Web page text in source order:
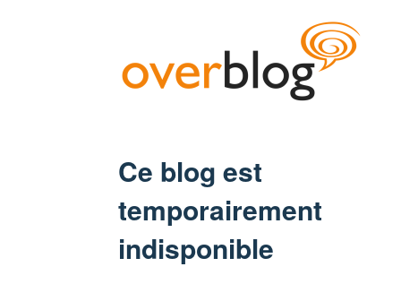
Ce blog est
temporairement
indisponible